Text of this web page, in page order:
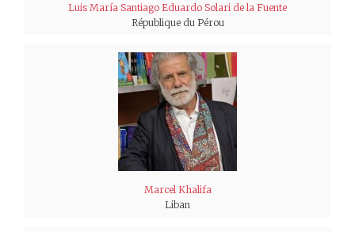
Luis María Santiago Eduardo Solari de la Fuente
République du Pérou
Marcel Khalifa
Liban